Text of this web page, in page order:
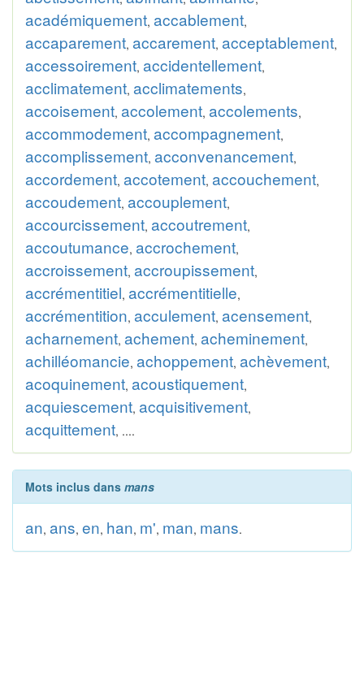
académiquement, accablement,
accaparement, accarement, acceptablement,
accessoirement, accidentellement,
acclimatement, acclimatements,
accoisement, accolement, accolements,
accommodement, accompagnement,
accomplissement, acconvenancement,
accordement, accotement, accouchement,
accoudement, accouplement,
accourcissement, accoutrement,
accoutumance, accrochement,
accroissement, accroupissement,
accrémentitiel, accrémentitielle,
accrémentition, acculement, acensement,
acharnement, achement, acheminement,
achilléomancie, achoppement, achèvement,
acoquinement, acoustiquement,
acquiescement, acquisitivement,
acquittement, ....
Mots inclus dans mans
an, ans, en, han, m', man, mans.